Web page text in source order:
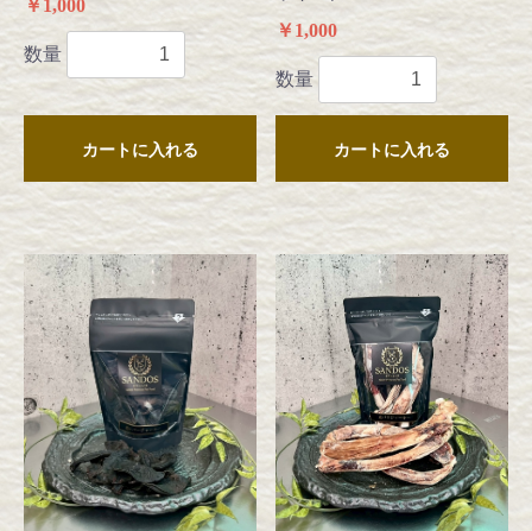
￥1,000
数量
カートに入れる
￥1,000
数量
カートに入れる